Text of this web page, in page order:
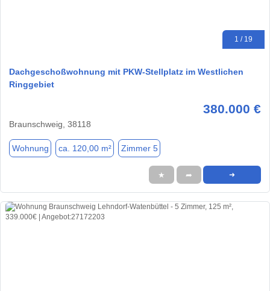
1 / 19
Dachgeschoßwohnung mit PKW-Stellplatz im Westlichen
Ringgebiet
380.000 €
Braunschweig, 38118
Wohnung ca. 120,00 m² Zimmer 5
★ ➦ ➜